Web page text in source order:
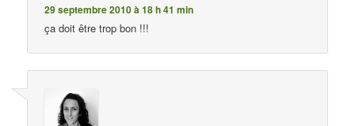
29 septembre 2010 à 18 h 41 min
ça doit être trop bon !!!